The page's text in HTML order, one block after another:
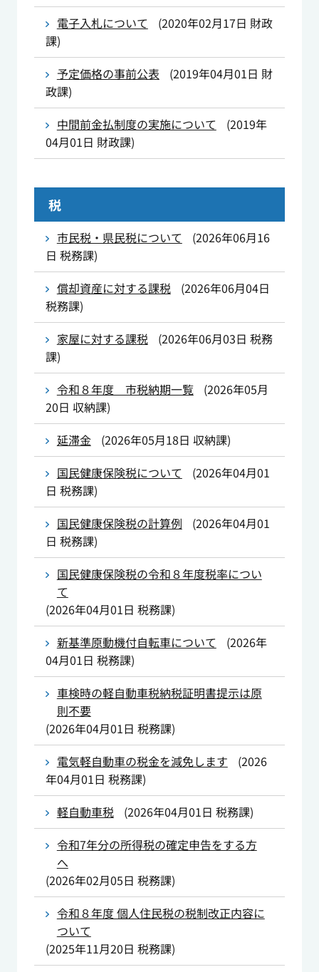
電子入札について
(2020年02月17日 財政
課)
予定価格の事前公表
(2019年04月01日 財
政課)
中間前金払制度の実施について
(2019年
04月01日 財政課)
税
市民税・県民税について (2026年06月16
日 税務課)
償却資産に対する課税
(2026年06月04日
税務課)
家屋に対する課税
(2026年06月03日 税務
課)
令和８年度 市税納期一覧
(2026年05月
20日 収納課)
延滞金
(2026年05月18日 収納課)
国民健康保険税について
(2026年04月01
日 税務課)
国民健康保険税の計算例
(2026年04月01
日 税務課)
国民健康保険税の令和８年度税率につい
て
(2026年04月01日 税務課)
新基準原動機付自転車について
(2026年
04月01日 税務課)
車検時の軽自動車税納税証明書提示は原
則不要
(2026年04月01日 税務課)
電気軽自動車の税金を減免します
(2026
年04月01日 税務課)
軽自動車税
(2026年04月01日 税務課)
令和7年分の所得税の確定申告をする方
へ
(2026年02月05日 税務課)
令和８年度 個人住民税の税制改正内容に
ついて
(2025年11月20日 税務課)